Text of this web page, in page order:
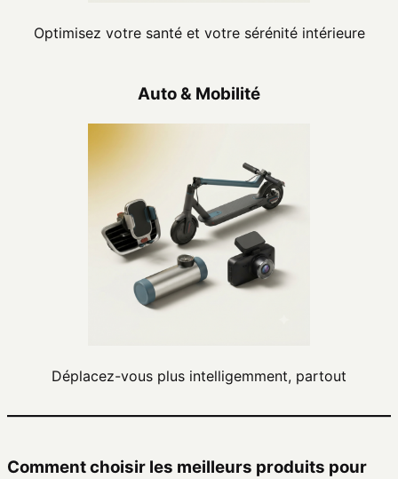
Optimisez votre santé et votre sérénité intérieure
Auto & Mobilité
Déplacez-vous plus intelligemment, partout
Comment choisir les meilleurs produits pour